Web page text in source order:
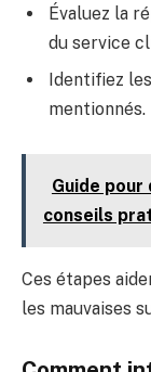
Évaluez la
du service
Identifiez
mentionnés.
Guide
conseils
Ces étapes
les mauvaises